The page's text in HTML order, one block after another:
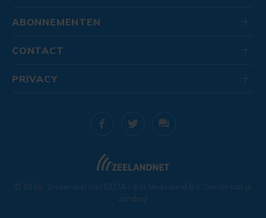
ABONNEMENTEN
CONTACT
© 2026 . Onderdeel van DELTA Fiber Nederland B.V. Geniet van je
zondag!
PRIVACY